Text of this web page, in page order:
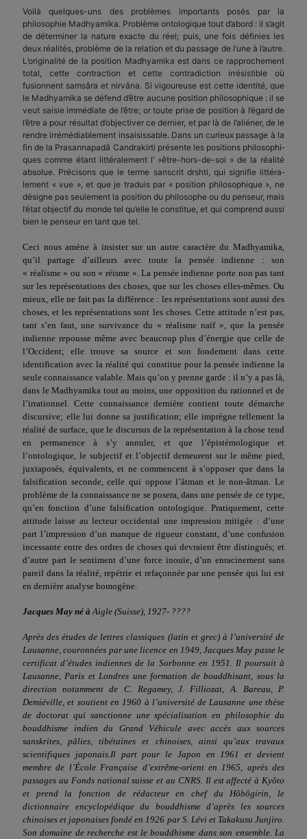
Voilà quelques-uns des problèmes importants posés par la
philosophie Madhyamika. Problème ontologique tout d’abord : il s’agit
de déterminer la nature exacte du réel; puis, une fois définies les
deux réalités, problème de la relation et du passage de l’une à l’autre.
L’originalité de la position Madhyamika est dans ce rappro­chement
total, cette contraction et cette contradiction irrésistible où
fusionnent samsâra et nirvâna. Si vigoureuse est cette identité, que
le Madhyamika se défend d’être aucune position philosophique : il se
veut saisie immédiate de l’être; or toute prise de position à l’égard de
l’être a pour résultat d’objectiver ce dernier, et par là de l’aliéner, de le
rendre irrémédiablement insaisissable. Dans un curieux passage à la
fin de la Prasannapadâ Candrakirti présente les positions philosophi­
ques comme étant littéralement l' »être-hors-de-soi » de la réalité
absolue. Précisons que le terme sanscrit drshti, qui signifie littéra­
lement « vue », et que je traduis par « position philosophique », ne
désigne pas seulement la position du philosophe ou du penseur, mais
l’état objectif du monde tel qu’elle le constitue, et qui comprend aussi
bien le penseur en tant que tel.
Ceci nous amène à insister sur un autre caractère du Madhyamika,
qu’il partage d’ailleurs avec toute la pensée indienne : son
« réalisme » ou son « réisme ». La pensée indienne porte non pas tant
sur les représentations des choses, que sur les choses elles-mêmes. Ou
mieux, elle ne fait pas la différence : les représentations sont aussi des
choses, et les représentations sont les choses. Cette attitude n’est pas,
tant s’en faut, une survivance du « réalisme naïf », que la pensée
indienne repousse même avec beaucoup plus d’énergie que celle de
l’Occident; elle trouve sa source et son fondement dans cette
identification avec la réalité qui constitue pour la pensée indienne la
seule connaissance valable. Mais qu’on y prenne garde : il n’y a pas là,
dans le Madhyamika tout au moins, une opposition du rationnel et de
l’irrationnel. Cette connaissance dernière contient toute démarche
discursive; elle lui donne sa justification; elle imprègne tellement la
réalité de surface, que le discursus de la représentation à la chose tend
en permanence à s’y annuler, et que l’épistémologique et
l’ontologique, le subjectif et l’objectif demeurent sur le même pied,
juxtaposés, équivalents, et ne commen­cent à s’opposer que dans la
falsification seconde, celle qui oppose l’âtman et le non-âtman. Le
problème de la connaissance ne se posera, dans une pensée de ce type,
qu’en fonction d’une falsification ontologique. Pratiquement, cette
attitude laisse au lecteur occidental une impression mitigée : d’une
part l’impression d’un manque de rigueur constant, d’une confusion
incessante entre des ordres de choses qui devraient être distingués; et
d’autre part le sentiment d’une force inouïe, d’un enracinement sans
pareil dans la réalité, repétrie et refaçonnée par une pensée qui lui est
en dernière analyse homogène.
Jacques May né à Aigle (Suisse), 1927- ????
Après des études de lettres classiques (latin et grec) à l’université de
Lausanne, couronnées par une licence en 1949, Jacques May passe le
certificat d’études indiennes de la Sorbonne en 1951. Il poursuit à
Lausanne, Paris et Londres une formation de bouddhisant, sous la
direction notamment de C. Regamey, J. Filliozat, A. Bareau, P.
Demiéville, et soutient en 1960 à l’université de Lausanne une thèse
de doctorat qui sanctionne une spécialisation en philosophie du
bouddhisme indien du Grand Véhicule avec accès aux sources
sanskrites, pâlies, tibétaines et chinoises, ainsi qu’aux travaux
scientifiques japonais.Il part pour le Japon en 1961 et devient
membre de l’École Française d’extrême-orient en 1965, après des
passages au Fonds national suisse et au CNRS. Il est affecté à Kyôto
et prend la fonction de rédacteur en chef du Hôbôgirin, le
dictionnaire encyclopédique du bouddhisme d’après les sources
chinoises et japonaises fondé en 1926 par S. Lévi et Takakusu Junjiro.
Son domaine de recherche est le bouddhisme dans son ensemble. La